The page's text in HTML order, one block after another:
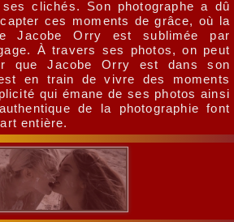
clichés. Son photographe a dû
ces moments de grâce, où la
Jacobe Orry est sublimée par
À travers ses photos, on peut
que Jacobe Orry est dans son
en train de vivre des moments
qui émane de ses photos ainsi
de la photographie font
entière.